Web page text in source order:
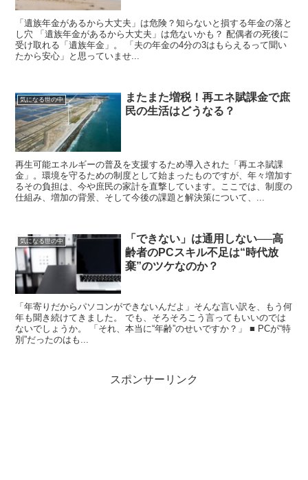
「遺族年金があるから大丈夫」は危険？知らないと損する年金の落と
し穴 「遺族年金があるから大丈夫」は危ないかも？ 配偶者の死後に
受け取れる「遺族年金」。 「夫の年金の4分の3はもらえるって聞い
たから安心」と思っていませ...
気になる世の中
またまた増税！再エネ賦課金で庶
民の生活はどうなる？
再生可能エネルギーの普及を支援するため導入された「再エネ賦課
金」。環境を守るための制度として始まったものですが、年々増加す
るその負担は、今や庶民の家計を直撃しています。ここでは、制度の
仕組み、増加の背景、そして今後の課題と解決策について、...
気になる世の中
「できない」は通用しない──高
齢者のPCスキル不足は“時代放
棄”のツケなのか？
「年寄りだからパソコンができないんだよ」そんな言い訳を、もう何
年も聞き続けてきました。 でも、そろそろこう言ってもいいのでは
ないでしょうか。 「それ、本当に“年齢”のせいですか？」 ■ PCが“特
別”だったのはも...
スポンサーリンク